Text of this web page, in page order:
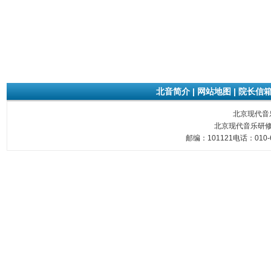
北音简介 | 网站地图 | 院长信
北京现代
北京现代音乐研
邮编：101121电话：